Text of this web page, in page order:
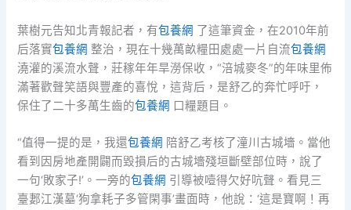
葉樹元告知北青報記者，有包養網 了這筆資金，在2010年前
后落實包養網 整治，現在十幾萬畝糧田處處一片自流包養網
澆灌的溪流水聲，莊稼年年旱澇保收，“涪城麥冬”的年味里佈
滿著歡聲笑語與豐產的喜悅，這背后，是舒乙的奔忙呼吁，
保住了二十多萬生齒的包養網 口糧題目。
“值得一提的是，我還包養網 陪舒乙考核了潼川古城墻。當他
看到因房地產開闢而毀損后的古城墻殘垣斷壁部位時，說了
一句‘敗家子!’。一旁的包養網 引導被噎得欠好吭聲。看見三
臺郪江漢墓‘狗拿耗子多管閑事’畫面時，他說：‘這是寶啊！再